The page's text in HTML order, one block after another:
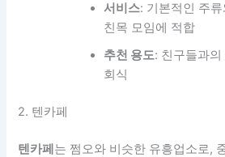
서비스: 기본적인 주
친목 모임에 적합
추천 용도: 친구들과
회식
2. 텐카페
텐카페 는 쩜오와 비슷한 유흥업소로,